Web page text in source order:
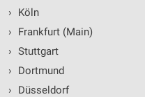
›
Köln
›
Frankfurt (Main)
› Stuttgart
›
Dortmund
›
Düsseldorf